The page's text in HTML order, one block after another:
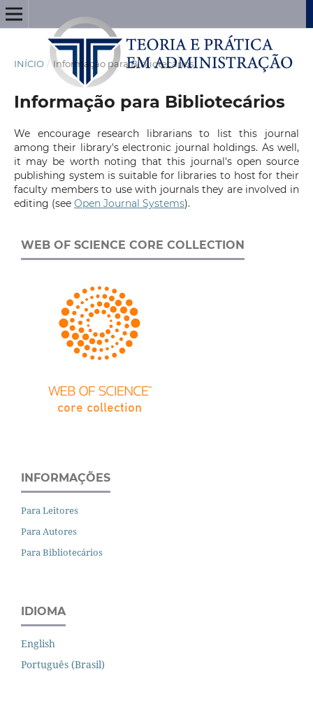
INÍCIO / Informação para Bibliotecários
Informação para Bibliotecários
We encourage research librarians to list this journal
among their library's electronic journal holdings. As well,
it may be worth noting that this journal's open source
publishing system is suitable for libraries to host for their
faculty members to use with journals they are involved in
editing (see Open Journal Systems).
WEB OF SCIENCE CORE COLLECTION
INFORMAÇÕES
Para Leitores
Para Autores
Para Bibliotecários
IDIOMA
English
Português (Brasil)